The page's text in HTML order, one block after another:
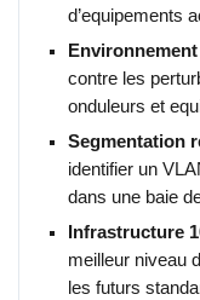
d’equipements
contre les
onduleurs et
Segmentation
identifier un
dans une baie
Infrastructure
meilleur niveau
les futurs